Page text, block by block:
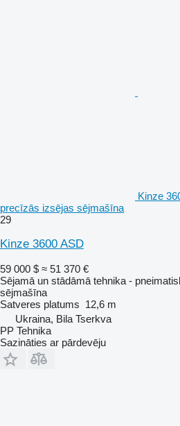
Kinze
precīzās izsējas sējmašīna
29
Kinze 3600 ASD
59 000 $ ≈ 51 370 €
Sējamā un stādāmā tehnika -
sējmašīna
Satveres platums 12,6 m
Ukraina, Bila Tserkva
PP Tehnika
Sazināties ar pārdevēju